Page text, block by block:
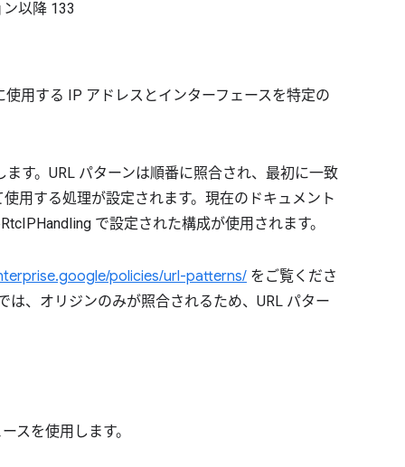
ン以降 133
用する IP アドレスとインターフェースを特定の
す。URL パターンは順番に照合され、最初に一致
用する処理が設定されます。現在のドキュメント
で設定された構成が使用されます。
policies/url-patterns/ をご覧くださ
、オリジンのみが照合されるため、URL パター
スを使用します。